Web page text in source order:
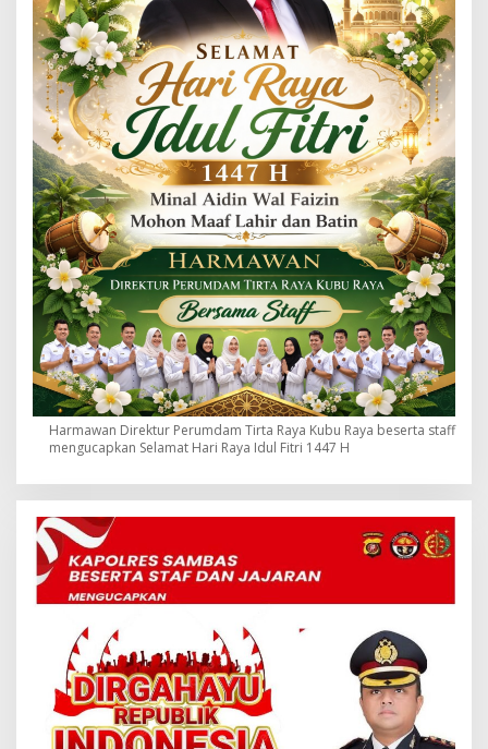
Harmawan Direktur Perumdam Tirta Raya Kubu Raya beserta staff
mengucapkan Selamat Hari Raya Idul Fitri 1447 H